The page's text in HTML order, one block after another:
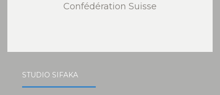
Confédération Suisse
STUDIO SIFAKA